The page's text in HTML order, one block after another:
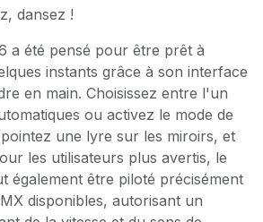
dansez !
a été pensé pour être prêt à
instants grâce à son interface
en main. Choisissez entre l'un
ou activez le mode de
une lyre sur les miroirs, et
les utilisateurs plus avertis, le
également être piloté précisément
disponibles, autorisant un